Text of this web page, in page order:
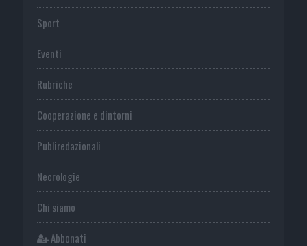
Sport
Eventi
Rubriche
Cooperazione e dintorni
Publiredazionali
Necrologie
Chi siamo
Abbonati